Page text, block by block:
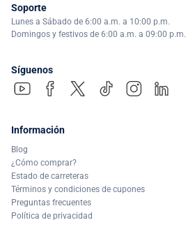
Soporte
Lunes a Sábado de 6:00 a.m. a 10:00 p.m.
Domingos y festivos de 6:00 a.m. a 09:00 p.m.
Síguenos
Información
Blog
¿Cómo comprar?
Estado de carreteras
Términos y condiciones de cupones
Preguntas frecuentes
Política de privacidad